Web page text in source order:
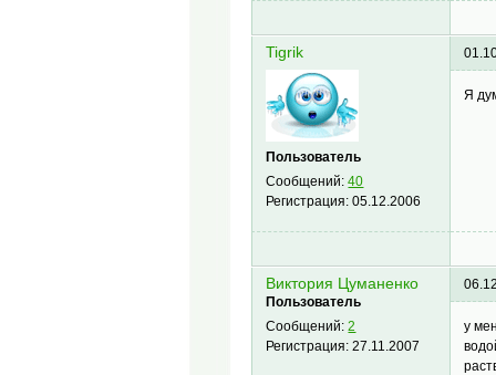
Tigrik
Пользователь
Сообщений:40
Регистрация:05.12.2006
Я
Виктория Цуманенко
Пользователь
Сообщений:2
Регистрация:27.11.2007
у